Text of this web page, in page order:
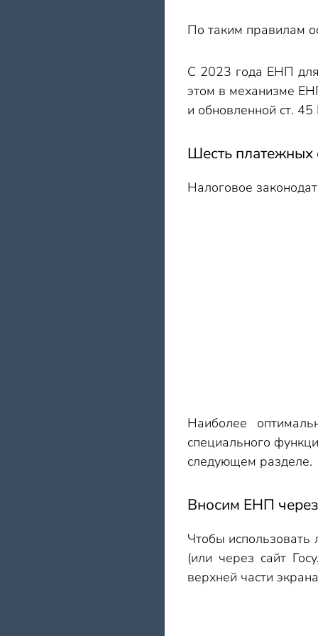
По таким правилам
С 2023 года ЕНП для
этом в механизме
и обновленной ст.
Шесть платежных
Налоговое
Наиболее
специального
следующем разделе.
Вносим ЕНП
Чтобы
(или через сайт
верхней части